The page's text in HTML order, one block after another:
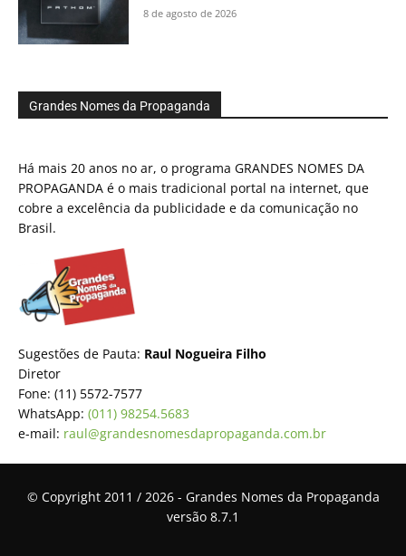
8 de agosto de 2026
Grandes Nomes da Propaganda
Há mais 20 anos no ar, o programa GRANDES NOMES DA
PROPAGANDA é o mais tradicional portal na internet, que
cobre a excelência da publicidade e da comunicação no
Brasil.
Sugestões de Pauta: Raul Nogueira Filho
Diretor
Fone: (11) 5572-7577
WhatsApp: (011) 98254.5683
e-mail: raul@grandesnomesdapropaganda.com.br
© Copyright 2011 / 2026 - Grandes Nomes da Propaganda
versão 8.7.1